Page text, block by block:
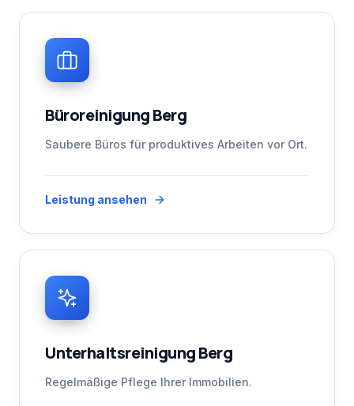
Büroreinigung Berg
Saubere Büros für produktives Arbeiten vor Ort.
Leistung ansehen
Unterhaltsreinigung Berg
Regelmäßige Pflege Ihrer Immobilien.